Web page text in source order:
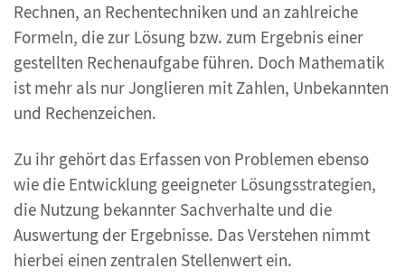
Rechnen, an Rechentechniken und an zahlreiche
Formeln, die zur Lösung bzw. zum Ergebnis einer
gestellten Rechenaufgabe führen. Doch Mathematik
ist mehr als nur Jonglieren mit Zahlen, Unbekannten
und Rechenzeichen.
Zu ihr gehört das Erfassen von Problemen ebenso
wie die Entwicklung geeigneter Lösungsstrategien,
die Nutzung bekannter Sachverhalte und die
Auswertung der Ergebnisse. Das Verstehen nimmt
hierbei einen zentralen Stellenwert ein.